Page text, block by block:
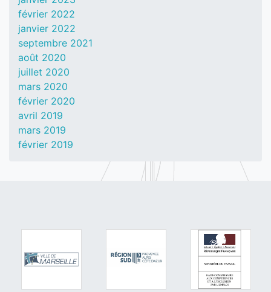
février 2022
janvier 2022
septembre 2021
août 2020
juillet 2020
mars 2020
février 2020
avril 2019
mars 2019
février 2019